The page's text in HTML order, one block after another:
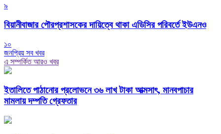
৯
বিয়ানীবাজার পৌরপ্রশাসকের দায়িত্বে থাকা এডিসির পরিবর্তে ইউএনও
১০
জনপ্রিয় সব খবর
এ সম্পর্কিত আরও খবর
ইতালিতে পাঠানোর প্রলোভনে ৩৬ লাখ টাকা আত্মসাৎ, মানবপাচার
মামলায় দম্পতি গ্রেফতার